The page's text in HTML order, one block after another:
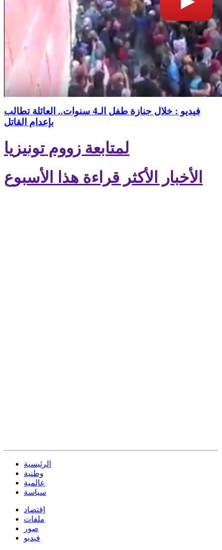
فيديو : خلال جنازة طفل الـ4 سنوات.. العائلة تطالب
بإعدام القاتل
لمتابعة زووم تونيزيا
الأخبار الأكثر قراءة هذا الأسبوع
الرئيسية
وطنية
عالمية
سياسة
إقتصاد
ملفات
صور
فيديو